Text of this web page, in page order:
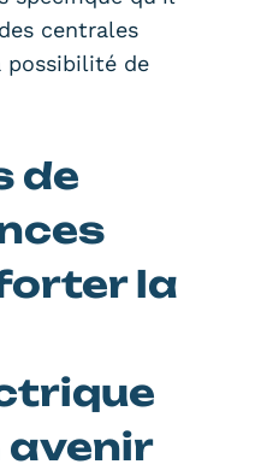
centrales
possibilité de
de
la
avenir